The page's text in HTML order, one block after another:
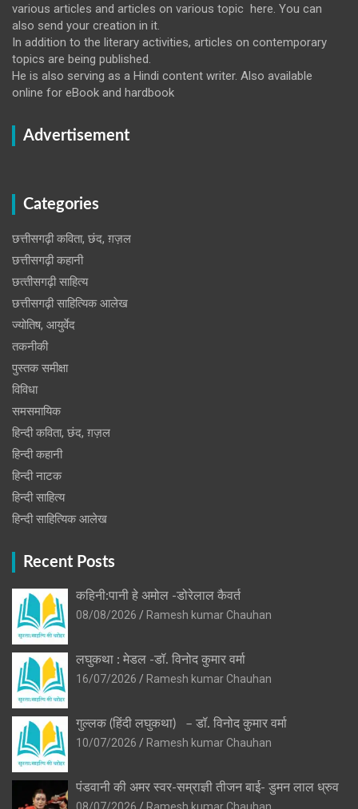
various articles and articles on various topic here. You can
also send your creation in it.
In addition to the literary activities, articles on contemporary
topics are being published.
He is also serving as a Hindi content writer. Also available
online for eBook and hardbook
Advertisement
Categories
छत्तीसगढ़ी कविता, छंद, ग़ज़ल
छत्तीसगढ़ी कहानी
छत्‍तीसगढ़ी साहित्‍य
छत्तीसगढ़ी साहित्यिक आलेख
ज्योतिष, आयुर्वेद
तकनीकी
पुस्‍तक समीक्षा
विविधा
समसमायिक
हिन्दी कविता, छंद, ग़ज़ल
हिन्दी कहानी
हिन्‍दी नाटक
हिन्दी साहित्य
हिन्दी साहित्यिक आलेख
Recent Posts
कहिनी:पानी हे अमोल -डोरेलाल कैवर्त
08/08/2026
Ramesh kumar Chauhan
लघुकथा : मेडल -डॉ. विनोद कुमार वर्मा
16/07/2026
Ramesh kumar Chauhan
गुल्लक (हिंदी लघुकथा) – डॉ. विनोद कुमार वर्मा
10/07/2026
Ramesh kumar Chauhan
पंडवानी की अमर स्वर-सम्राज्ञी तीजन बाई- डुमन लाल ध्रुव